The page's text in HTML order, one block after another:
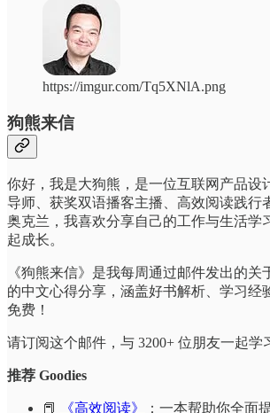
https://imgur.com/Tq5XNlA.png
狗熊来信
你好，我是大狗熊，是一位互联网产品设
导师、获奖双语播客主播、高效阅读践行
奥克兰，我喜欢分享自己的工作与生活学
起成长。
《狗熊来信》是我每周通过邮件发出的关
的中文心得分享，涵盖好书解析、学习经
免费！
请订阅这个邮件，与 3200+ 位朋友一起学
推荐 Goodies
📕 《高效阅读》
：一本帮助你全面